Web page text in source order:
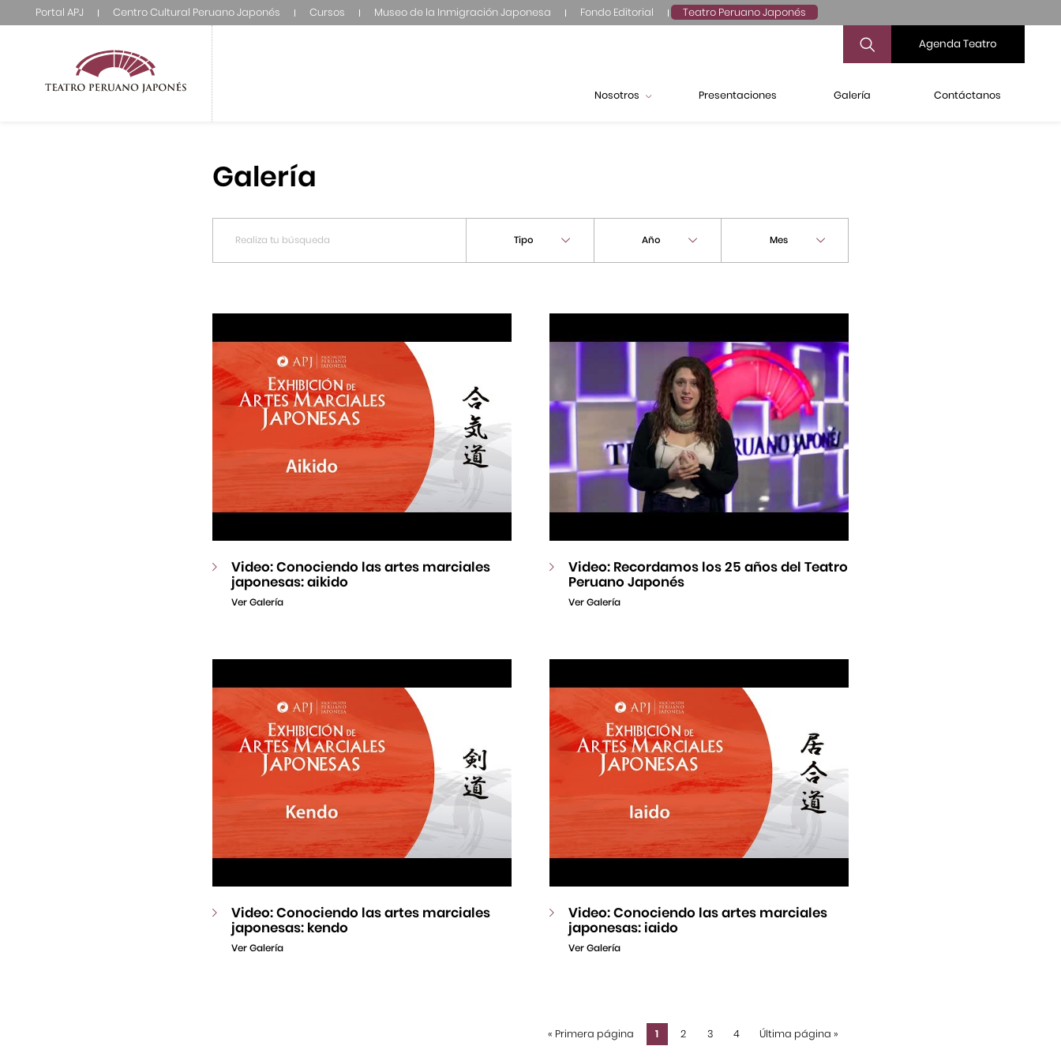
Portal APJ Centro Cultural Peruano Japonés Cursos Museo de la Inmigración Japonesa Fondo Editorial Teatro Peruano Japonés
Agenda Teatro
Nosotros Presentaciones Galería Contáctanos
Galería
Tipo Año Mes
Video: Conociendo las artes marciales
japonesas: aikido
Ver Galería
Video: Recordamos los 25 años del Teatro
Peruano Japonés
Ver Galería
Video: Conociendo las artes marciales
japonesas: kendo
Ver Galería
Video: Conociendo las artes marciales
japonesas: iaido
Ver Galería
« Primera página 1 2 3 4 Última página »